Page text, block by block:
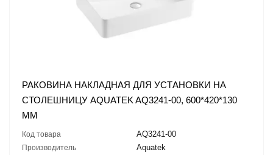
РАКОВИНА НАКЛАДНАЯ ДЛЯ УСТАНОВКИ НА
СТОЛЕШНИЦУ AQUATEK AQ3241-00, 600*420*130
ММ
Код товара AQ3241-00
Производитель Aquatek